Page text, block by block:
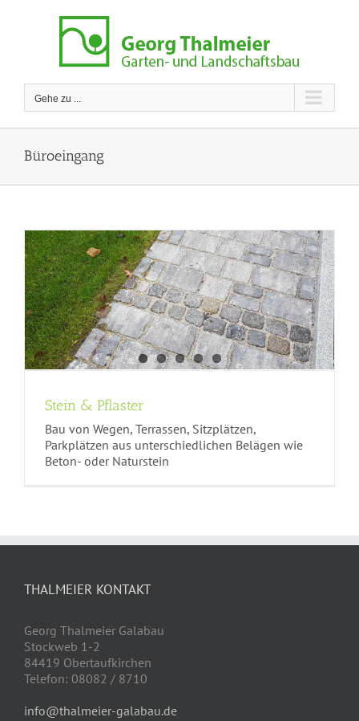
Gehe zu ...
Büroeingang
Stein & Pflaster
Bau von Wegen, Terrassen, Sitzplätzen,
Parkplätzen aus unterschiedlichen Belägen wie
Beton- oder Naturstein
THALMEIER KONTAKT
Georg Thalmeier Galabau
Stockweb 1-2
84419 Obertaufkirchen
Telefon: 08082 / 8710
info@thalmeier-galabau.de